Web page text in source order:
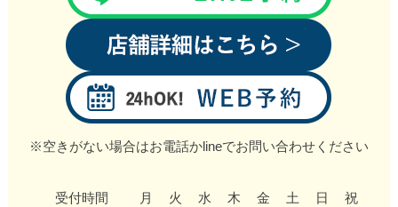
※空きがない場合はお電話かlineでお問い合わせください
受付時間 月 火 水 木 金 土 日 祝